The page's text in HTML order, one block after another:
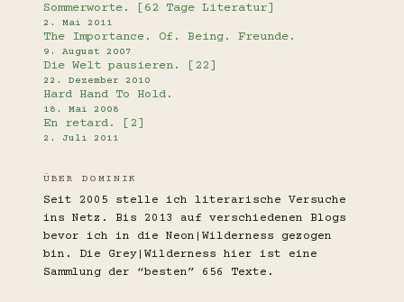
Sommerworte. [62 Tage Literatur]
2. Mai 2011
The Importance. Of. Being. Freunde.
9. August 2007
Die Welt pausieren. [22]
22. Dezember 2010
Hard Hand To Hold.
18. Mai 2008
En retard. [2]
2. Juli 2011
ÜBER DOMINIK
Seit 2005 stelle ich literarische Versuche
ins Netz. Bis 2013 auf verschiedenen Blogs
bevor ich in die Neon|Wilderness gezogen
bin. Die Grey|Wilderness hier ist eine
Sammlung der “besten” 656 Texte.